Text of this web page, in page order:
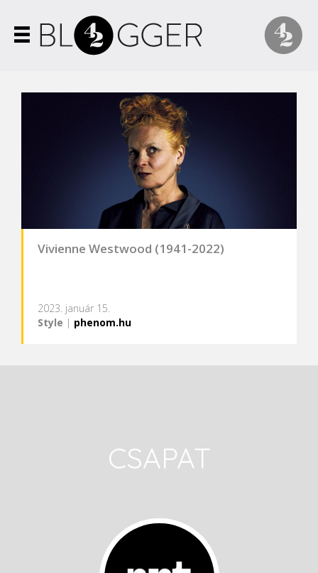
Vivienne Westwood (1941-2022)
2023. január 15.
Style | phenom.hu
CSAPAT